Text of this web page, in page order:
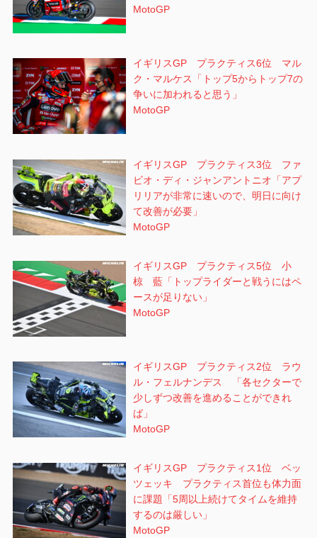
MotoGP
イギリスGP プラクティス6位 マル
ク・マルケス「トップ5からトップ7の
争いに加われると思う」
MotoGP
イギリスGP プラクティス3位 ファ
ビオ・ディ・ジャンアントニオ「アプ
リリアが非常に速いので、明日に向け
て改善が必要」
MotoGP
イギリスGP プラクティス5位 小
椋 藍「トップライダーと戦うにはペ
ースが足りない」
MotoGP
イギリスGP プラクティス2位 ラウ
ル・フェルナンデス 「各セクターで
少しずつ改善を進めることができれ
ば」
MotoGP
イギリスGP プラクティス1位 ベッ
ツェッキ プラクティス首位も体力面
に課題「5周以上続けてタイムを維持
するのは厳しい」
MotoGP